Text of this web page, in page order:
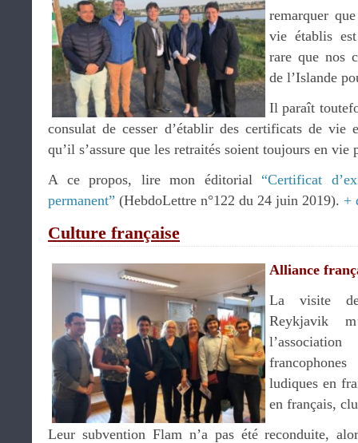
remarquer
vie établis
rare que nos
de l’Islande
Il paraît
consulat de cesser d’établir des certificats de vie
qu’il s’assure que les retraités soient toujours en
A ce propos, lire mon éditorial “Certificat
permanent” (HebdoLettre n°122 du 24 juin 2019). +
Culture française
Alliance
La visite
Reykjavik
ludiques en
en français,
Leur subvention Flam n’a pas été reconduite,